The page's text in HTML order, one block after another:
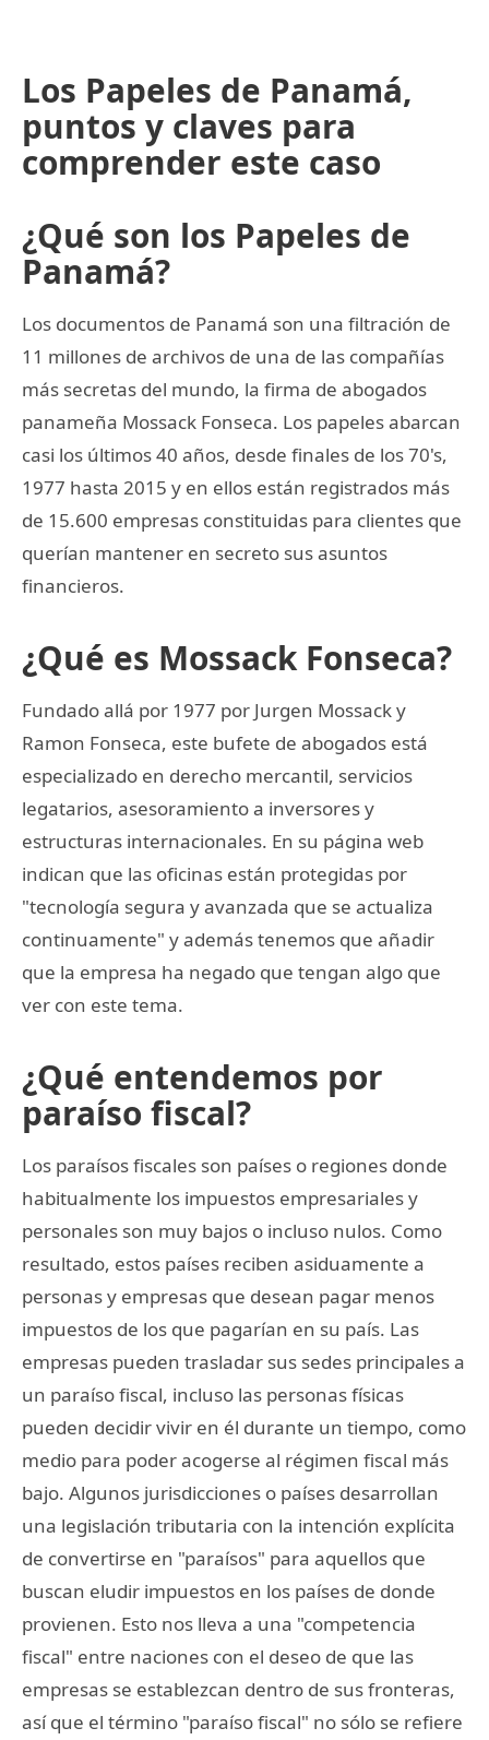
Los Papeles de Panamá,
puntos y claves para
comprender este caso
¿Qué son los Papeles de
Panamá?
Los documentos de Panamá son una filtración de
11 millones de archivos de una de las compañías
más secretas del mundo, la firma de abogados
panameña Mossack Fonseca. Los papeles abarcan
casi los últimos 40 años, desde finales de los 70's,
1977 hasta 2015 y en ellos están registrados más
de 15.600 empresas constituidas para clientes que
querían mantener en secreto sus asuntos
financieros.
¿Qué es Mossack Fonseca?
Fundado allá por 1977 por Jurgen Mossack y
Ramon Fonseca, este bufete de abogados está
especializado en derecho mercantil, servicios
legatarios, asesoramiento a inversores y
estructuras internacionales. En su página web
indican que las oficinas están protegidas por
"tecnología segura y avanzada que se actualiza
continuamente" y además tenemos que añadir
que la empresa ha negado que tengan algo que
ver con este tema.
¿Qué entendemos por
paraíso fiscal?
Los paraísos fiscales son países o regiones donde
habitualmente los impuestos empresariales y
personales son muy bajos o incluso nulos. Como
resultado, estos países reciben asiduamente a
personas y empresas que desean pagar menos
impuestos de los que pagarían en su país. Las
empresas pueden trasladar sus sedes principales a
un paraíso fiscal, incluso las personas físicas
pueden decidir vivir en él durante un tiempo, como
medio para poder acogerse al régimen fiscal más
bajo. Algunos jurisdicciones o países desarrollan
una legislación tributaria con la intención explícita
de convertirse en "paraísos" para aquellos que
buscan eludir impuestos en los países de donde
provienen. Esto nos lleva a una "competencia
fiscal" entre naciones con el deseo de que las
empresas se establezcan dentro de sus fronteras,
así que el término "paraíso fiscal" no sólo se refiere